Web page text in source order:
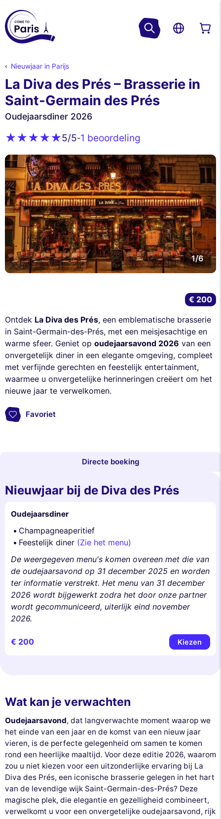
Nieuwjaar in Parijs
La Diva des Prés – Brasserie in
Saint-Germain des Prés
Oudejaarsdiner 2026
5/5-1 beoordeling
1/6
Ontdek La Diva des Prés, een emblematische brasserie
in Saint-Germain-des-Prés, met een meisjesachtige en
warme sfeer. Geniet op oudejaarsavond 2026 van een
onvergetelijk diner in een elegante omgeving, compleet
met verfijnde gerechten en feestelijk entertainment,
waarmee u onvergetelijke herinneringen creëert om het
nieuwe jaar te verwelkomen.
Favoriet
€ 200
Directe boeking
Nieuwjaar bij de Diva des Prés
Oudejaarsdiner
Champagneaperitief
Feestelijk diner (Zie het menu)
De weergegeven menu's komen overeen met die van
de oudejaarsavond op 31 december 2025 en worden
ter informatie verstrekt. Het menu van 31 december
2026 wordt bijgewerkt zodra het door onze partner
wordt gecommuniceerd, uiterlijk eind november
2026.
€ 200 Kiezen
Wat kan je verwachten
Oudejaarsavond, dat langverwachte moment waarop we
het einde van een jaar en de komst van een nieuw jaar
vieren, is de perfecte gelegenheid om samen te komen
rond een heerlijke maaltijd. Voor deze editie 2026, waarom
zou u niet kiezen voor een uitzonderlijke ervaring bij La
Diva des Prés, een iconische brasserie gelegen in het hart
van de levendige wijk Saint-Germain-des-Prés? Deze
magische plek, die elegantie en gezelligheid combineert,
verwelkomt u voor een onvergetelijke oudejaarsavond, rijk